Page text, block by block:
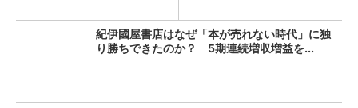
紀伊國屋書店はなぜ「本が売れない時代」に独
り勝ちできたのか？ 5期連続増収増益を...